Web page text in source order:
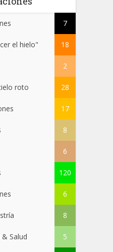
7
el hielo" 18
2
roto 28
17
8
6
120
6
8
Salud 5